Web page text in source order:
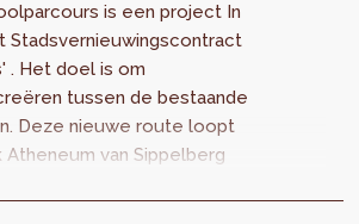
is een project In
Stadsvernieuwingscontract
. Het doel is om
tussen de bestaande
Deze nieuwe route loopt
Atheneum van Sippelberg